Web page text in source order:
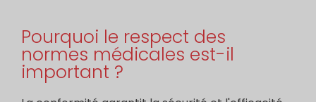
Pourquoi le respect des
normes médicales est-il
important ?